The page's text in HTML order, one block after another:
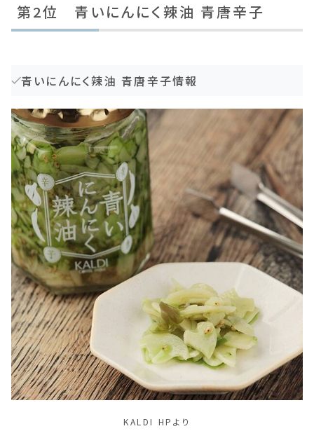
第2位 青いにんにく辣油 青唐辛子
青いにんにく辣油 青唐辛子情報
KALDI HPより